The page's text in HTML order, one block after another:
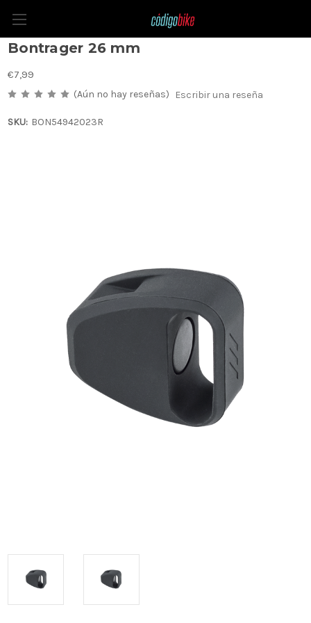
Imán con banda de cadencia
Bontrager 26 mm
€7,99
(Aún no hay reseñas) Escribir una reseña
SKU: BON54942023R